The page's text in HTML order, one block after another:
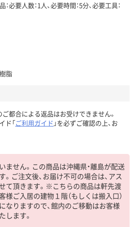
必要人数：1人、必要時間：5分、必要工具：
脂
ご都合による返品はお受けできません。
ド「ご利用ガイド 」を必ずご確認の上、お
せん。この商品は沖縄県・離島が配送
。ご注文後、お届け不可の場合は、アス
て頂きます。※こちらの商品は軒先渡
様ご入居の建物１階（もしくは搬入口）
なりますので、館内のご移動はお客様
します。